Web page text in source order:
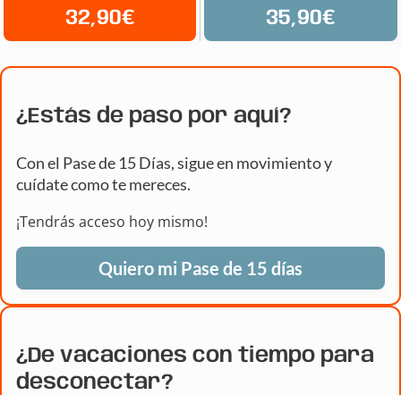
32,90€ 35,90€
¿Estás de paso por aquí?
Con el Pase de 15 Días, sigue en movimiento y
cuídate como te mereces.
¡Tendrás acceso hoy mismo!
Quiero mi Pase de 15 días
¿De vacaciones con tiempo para
desconectar?